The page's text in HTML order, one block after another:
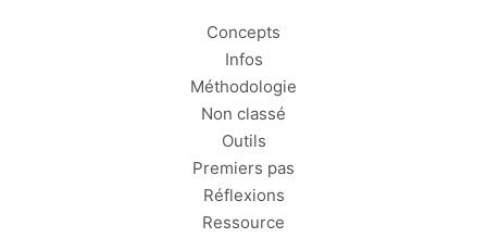
Concepts
Infos
Méthodologie
Non classé
Outils
Premiers pas
Réflexions
Ressource